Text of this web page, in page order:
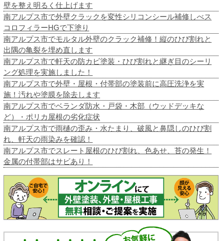
壁を整え明るく仕上げます
南アルプス市で外壁クラックを変性シリコンシール補修しべス
コロフィラーHGで下塗り
南アルプス市でモルタル外壁のクラック補修！縦のひび割れと
出隅の亀裂を埋め直します
南アルプス市で軒天の防カビ塗装・ひび割れと継ぎ目のシーリ
ング処理を実施しました！
南アルプス市で外壁・屋根・付帯部の塗装前に高圧洗浄を実
施！汚れや塗膜を除去します
南アルプス市でベランダ防水・戸袋・木部（ウッドデッキな
ど）・ポリカ屋根の劣化症状
南アルプス市で雨樋の歪み・水たまり、破風と鼻隠しのひび割
れ、軒天の雨染みを確認！
南アルプス市でスレート屋根のひび割れ、色あせ、苔の発生！
金属の付帯部はサビあり！